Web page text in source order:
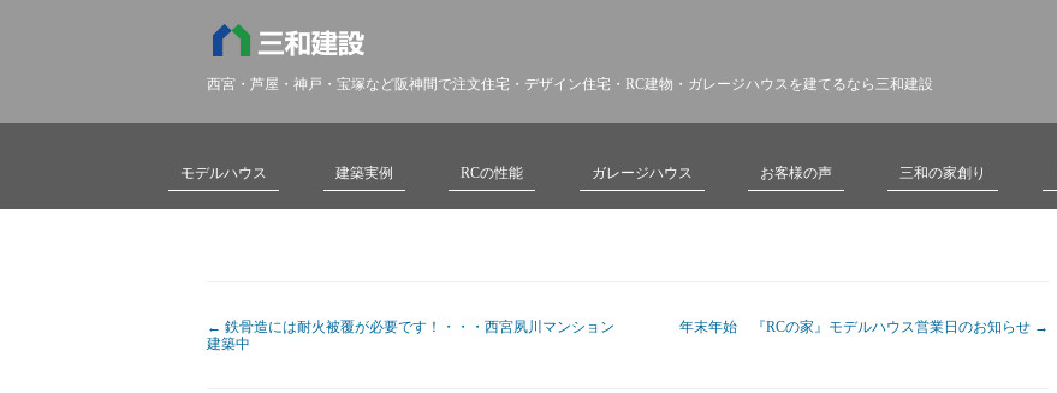
西宮・芦屋・神戸・宝塚など阪神間で注文住宅・デザイン住宅・RC建物・ガレージハウスを建てるなら三和建設
モデルハウス 建築実例 RCの性能 ガレージハウス お客様の声 三和の家創り
← 鉄骨造には耐火被覆が必要です！・・・西宮夙川マンション
建築中
年末年始 『RCの家』モデルハウス営業日のお知らせ →